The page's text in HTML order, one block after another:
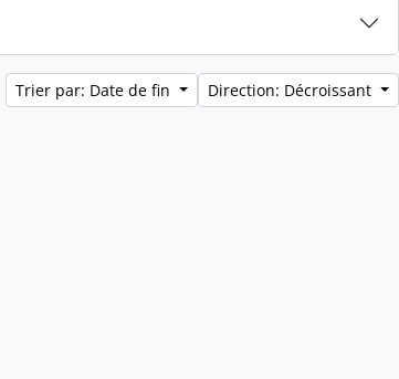
Trier par: Date de fin Direction: Décroissant